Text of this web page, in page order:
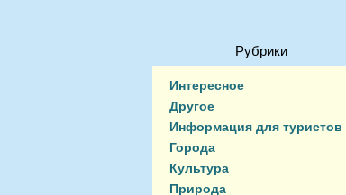
Рубрики
Интересное
Другое
Информация для туристов
Города
Культура
Природа